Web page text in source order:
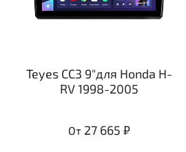
Teyes CC3 9"для Honda H-
RV 1998-2005
От 27 665 ₽